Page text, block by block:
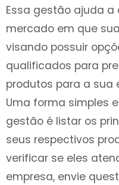
Essa gestão ajuda a
mercado em que
visando possuir
qualificados para
produtos para a sua
Uma forma simples
gestão é listar os
seus respectivos
verificar se eles
empresa, envie